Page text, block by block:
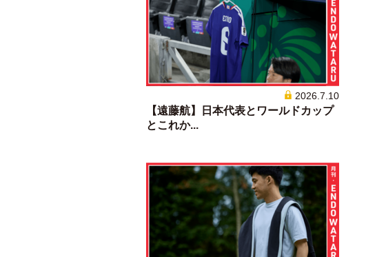
2026.7.10
【遠藤航】日本代表とワールドカップ
とこれか...